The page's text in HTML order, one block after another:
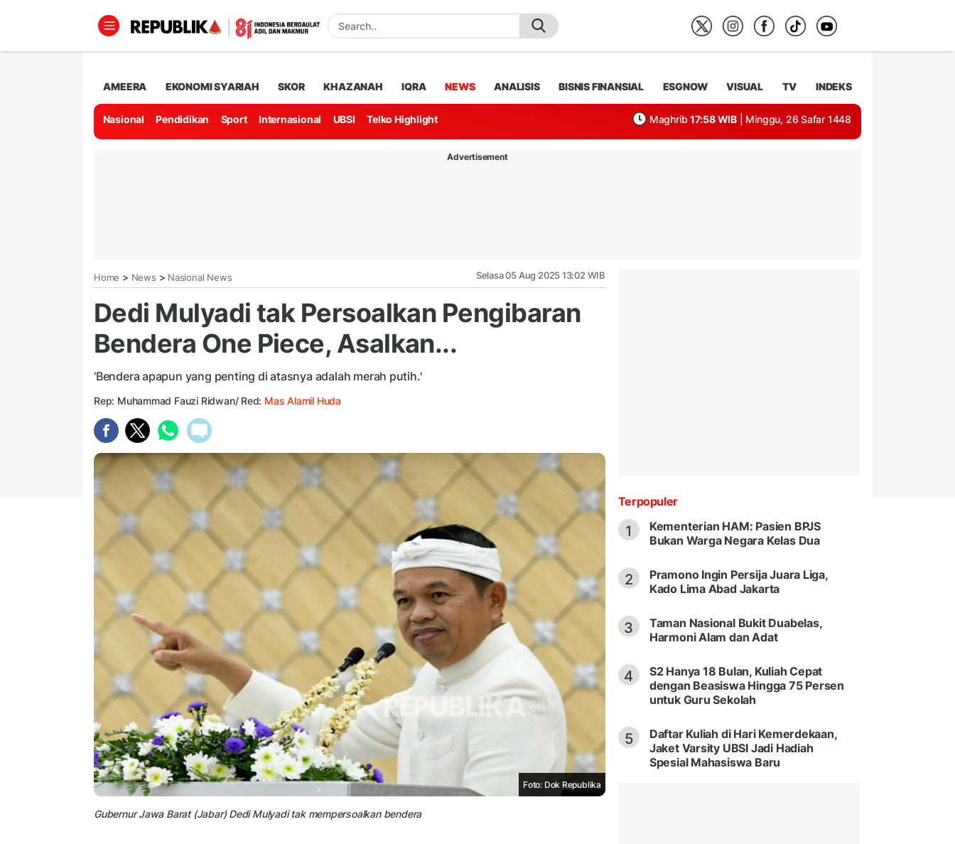
AMEERA EKONOMI SYARIAH SKOR KHAZANAH IQRA NEWS ANALISIS BISNIS FINANSIAL ESGNOW VISUAL TV INDEKS
Nasional Pendidikan Sport Internasional UBSI Telko Highlight Maghrib 17:58 WIB | Minggu, 26 Safar 1448
Advertisement
Home > News > Nasional News Selasa 05 Aug 2025 13:02 WIB
Dedi Mulyadi tak Persoalkan Pengibaran
Bendera One Piece, Asalkan...
'Bendera apapun yang penting di atasnya adalah merah putih.'
Rep: Muhammad Fauzi Ridwan/ Red: Mas Alamil Huda
Foto: Dok Republika
Gubernur Jawa Barat (Jabar) Dedi Mulyadi tak mempersoalkan bendera
Terpopuler
1
Kementerian HAM: Pasien BPJS
Bukan Warga Negara Kelas Dua
2
Pramono Ingin Persija Juara Liga,
Kado Lima Abad Jakarta
3
Taman Nasional Bukit Duabelas,
Harmoni Alam dan Adat
4
S2 Hanya 18 Bulan, Kuliah Cepat
dengan Beasiswa Hingga 75 Persen
untuk Guru Sekolah
5
Daftar Kuliah di Hari Kemerdekaan,
Jaket Varsity UBSI Jadi Hadiah
Spesial Mahasiswa Baru